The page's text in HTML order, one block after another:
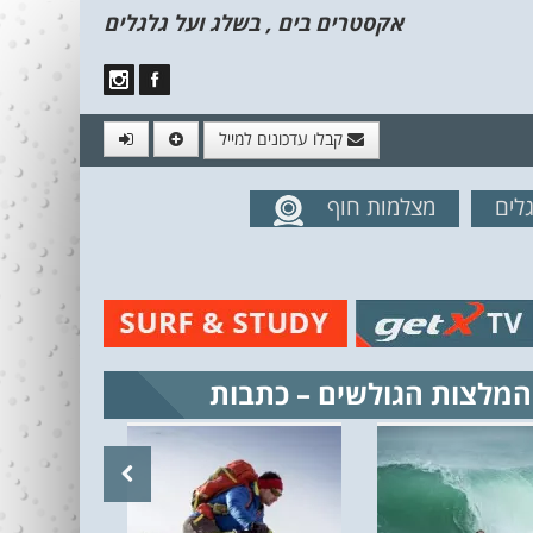
אקסטרים בים , בשלג ועל גלגלים
קבלו עדכונים למייל
מהאתרמצלמות חוף
המלצות הגולשים – כתבות